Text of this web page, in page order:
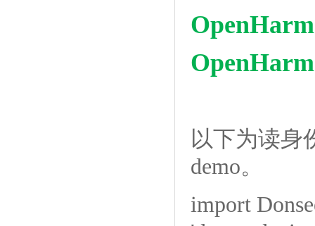
以下为读身
demo。
import